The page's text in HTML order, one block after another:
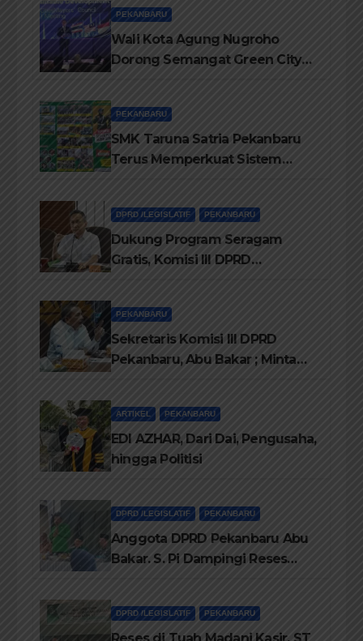
PEKANBARU
Wali Kota Agung Nugroho
Dorong Semangat Green City
PEKANBARU
SMK Taruna Satria Pekanbaru
Terus Memperkuat Sistem
DPRD /LEGISLATIF PEKANBARU
Dukung Program Seragam
Gratis, Komisi III DPRD
Diprioritaskan
PEKANBARU
Sekretaris Komisi III DPRD
Pekanbaru, Abu Bakar ; Minta
dan SMP Swasta
ARTIKEL PEKANBARU
EDI AZHAR, Dari Dai, Pengusaha,
hingga Politisi
DPRD /LEGISLATIF PEKANBARU
Anggota DPRD Pekanbaru Abu
Bakar. S. Pi Dampingi Reses
DPRD /LEGISLATIF PEKANBARU